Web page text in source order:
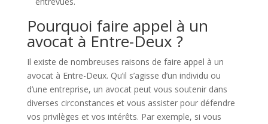
Pourquoi faire appel à un
avocat à Entre-Deux ?
Il existe de nombreuses raisons de faire appel à un
avocat à Entre-Deux. Qu’il s’agisse d’un individu ou
d’une entreprise, un avocat peut vous soutenir dans
diverses circonstances et vous assister pour défendre
vos privilèges et vos intérêts. Par exemple, si vous